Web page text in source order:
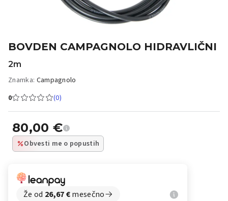
BOVDEN CAMPAGNOLO HIDRAVLIČNI
2m
Znamka: Campagnolo
0
(0)
80,00 €
Obvesti me o popustih
Že od 26,67€mesečno